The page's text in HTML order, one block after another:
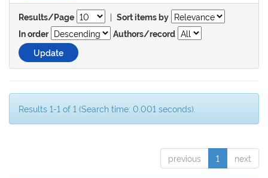
Results/Page | Sort items by
In order
Authors/record
Results 1-1 of 1 (Search time: 0.001 seconds).
previous 1 next